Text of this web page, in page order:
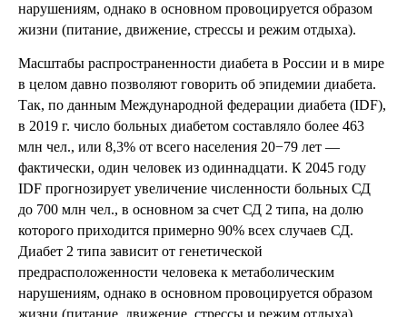
нарушениям, однако в основном провоцируется образом
жизни (питание, движение, стрессы и режим отдыха).
Масштабы распространенности диабета в России и в мире
в целом давно позволяют говорить об эпидемии диабета.
Так, по данным Международной федерации диабета (IDF),
в 2019 г. число больных диабетом составляло более 463
млн чел., или 8,3% от всего населения 20−79 лет —
фактически, один человек из одиннадцати. К 2045 году
IDF прогнозирует увеличение численности больных СД
до 700 млн чел., в основном за счет СД 2 типа, на долю
которого приходится примерно 90% всех случаев СД.
Диабет 2 типа зависит от генетической
предрасположенности человека к метаболическим
нарушениям, однако в основном провоцируется образом
жизни (питание, движение, стрессы и режим отдыха).